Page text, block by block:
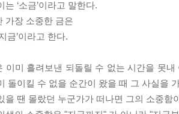
는 ‘소금’이라고 말한다.
가장 소중한 금은
금’이라고 한다.
이미 흘려보낸 되돌릴 수 없는 시간을 못
돌이킬 수 없을 순간이 왔을 때 그 사실을
을 땐 몰랐던 누군가가 떠나면 그의 소중함